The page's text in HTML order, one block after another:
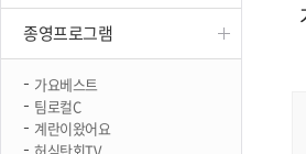
종영프로그램
가요베스트
팀로컬C
계란이왔어요